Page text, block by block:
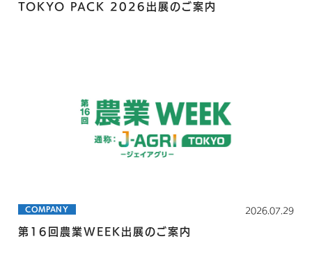
TOKYO PACK 2026出展のご案内
COMPANY 2026.07.29
第16回農業WEEK出展のご案内